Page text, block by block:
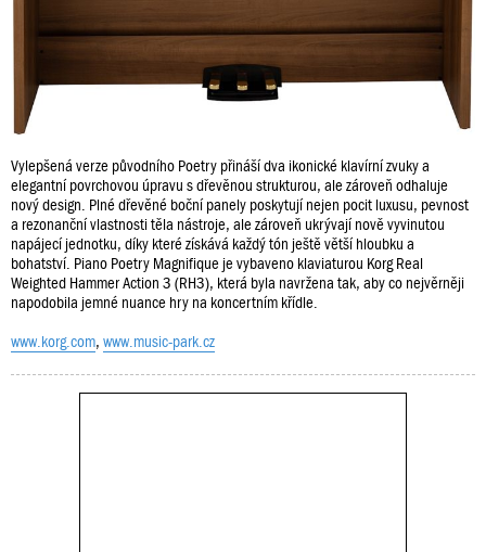
Vylepšená verze původního Poetry přináší dva ikonické klavírní zvuky a
elegantní povrchovou úpravu s dřevěnou strukturou, ale zároveň odhaluje
nový design. Plné dřevěné boční panely poskytují nejen pocit luxusu, pevnost
a rezonanční vlastnosti těla nástroje, ale zároveň ukrývají nově vyvinutou
napájecí jednotku, díky které získává každý tón ještě větší hloubku a
bohatství. Piano Poetry Magnifique je vybaveno klaviaturou Korg Real
Weighted Hammer Action 3 (RH3), která byla navržena tak, aby co nejvěrněji
napodobila jemné nuance hry na koncertním křídle.
www.korg.com, www.music-park.cz